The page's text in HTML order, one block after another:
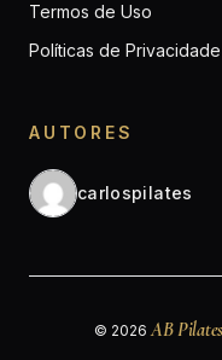
Termos de Uso
Políticas de Privacidade
AUTORES
carlospilates
© 2026AB Pilates